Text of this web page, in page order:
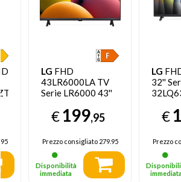
LG FHD
43LR6000LA TV
Serie LR6000 43''
HDR10, 20W, 2
HDMI con Game
Optimizer,
webOS23
€199,95
Prezzo consigliato279.95
Disponibilità
immediata
LG
32''
2022
€
Prezzo